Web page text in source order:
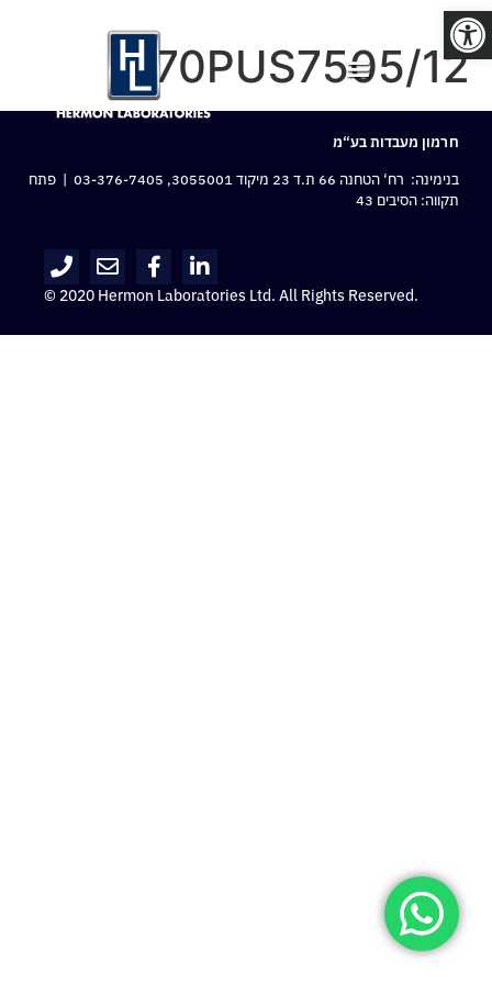
פתח סרגל נגישות
70PUS7505/12
חרמון מעבדות בע“מ
בנימינה: רח‘ הטחנה 66 ת.ד 23 מיקוד 3055001,
03-376-7405 | פתח
תקווה: הסיבים 43
© 2020 Hermon Laboratories Ltd. All Rights Reserved.